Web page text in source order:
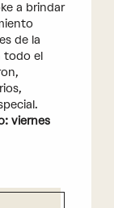
a brindar
de la
todo el
viernes